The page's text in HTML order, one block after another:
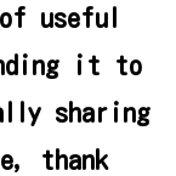
useful
it to
sharing
thank